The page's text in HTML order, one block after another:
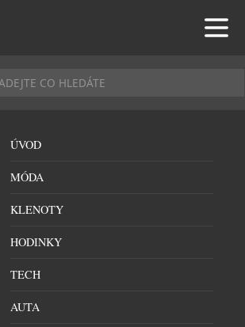
ÚVOD
MÓDA
KLENOTY
HODINKY
TECH
AUTA